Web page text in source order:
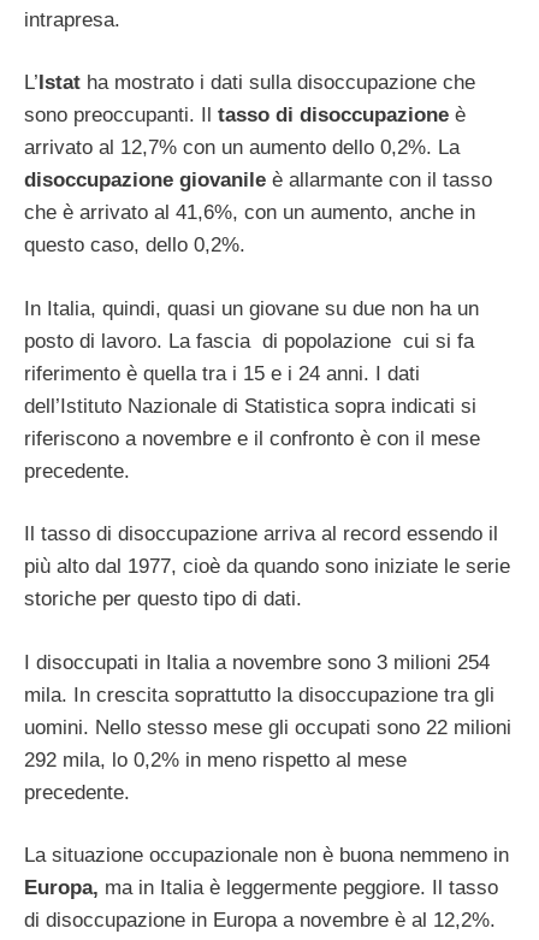
intrapresa.
L’Istat ha mostrato i dati sulla disoccupazione che
sono preoccupanti. Il tasso di disoccupazione è
arrivato al 12,7% con un aumento dello 0,2%. La
disoccupazione giovanile è allarmante con il tasso
che è arrivato al 41,6%, con un aumento, anche in
questo caso, dello 0,2%.
In Italia, quindi, quasi un giovane su due non ha un
posto di lavoro. La fascia di popolazione cui si fa
riferimento è quella tra i 15 e i 24 anni. I dati
dell’Istituto Nazionale di Statistica sopra indicati si
riferiscono a novembre e il confronto è con il mese
precedente.
Il tasso di disoccupazione arriva al record essendo il
più alto dal 1977, cioè da quando sono iniziate le serie
storiche per questo tipo di dati.
I disoccupati in Italia a novembre sono 3 milioni 254
mila. In crescita soprattutto la disoccupazione tra gli
uomini. Nello stesso mese gli occupati sono 22 milioni
292 mila, lo 0,2% in meno rispetto al mese
precedente.
La situazione occupazionale non è buona nemmeno in
Europa, ma in Italia è leggermente peggiore. Il tasso
di disoccupazione in Europa a novembre è al 12,2%.